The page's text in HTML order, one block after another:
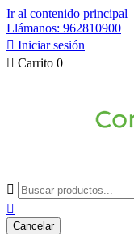
Ir al contenido principal
Llámanos: 962810900
 Iniciar sesión
 Carrito 0


Cancelar